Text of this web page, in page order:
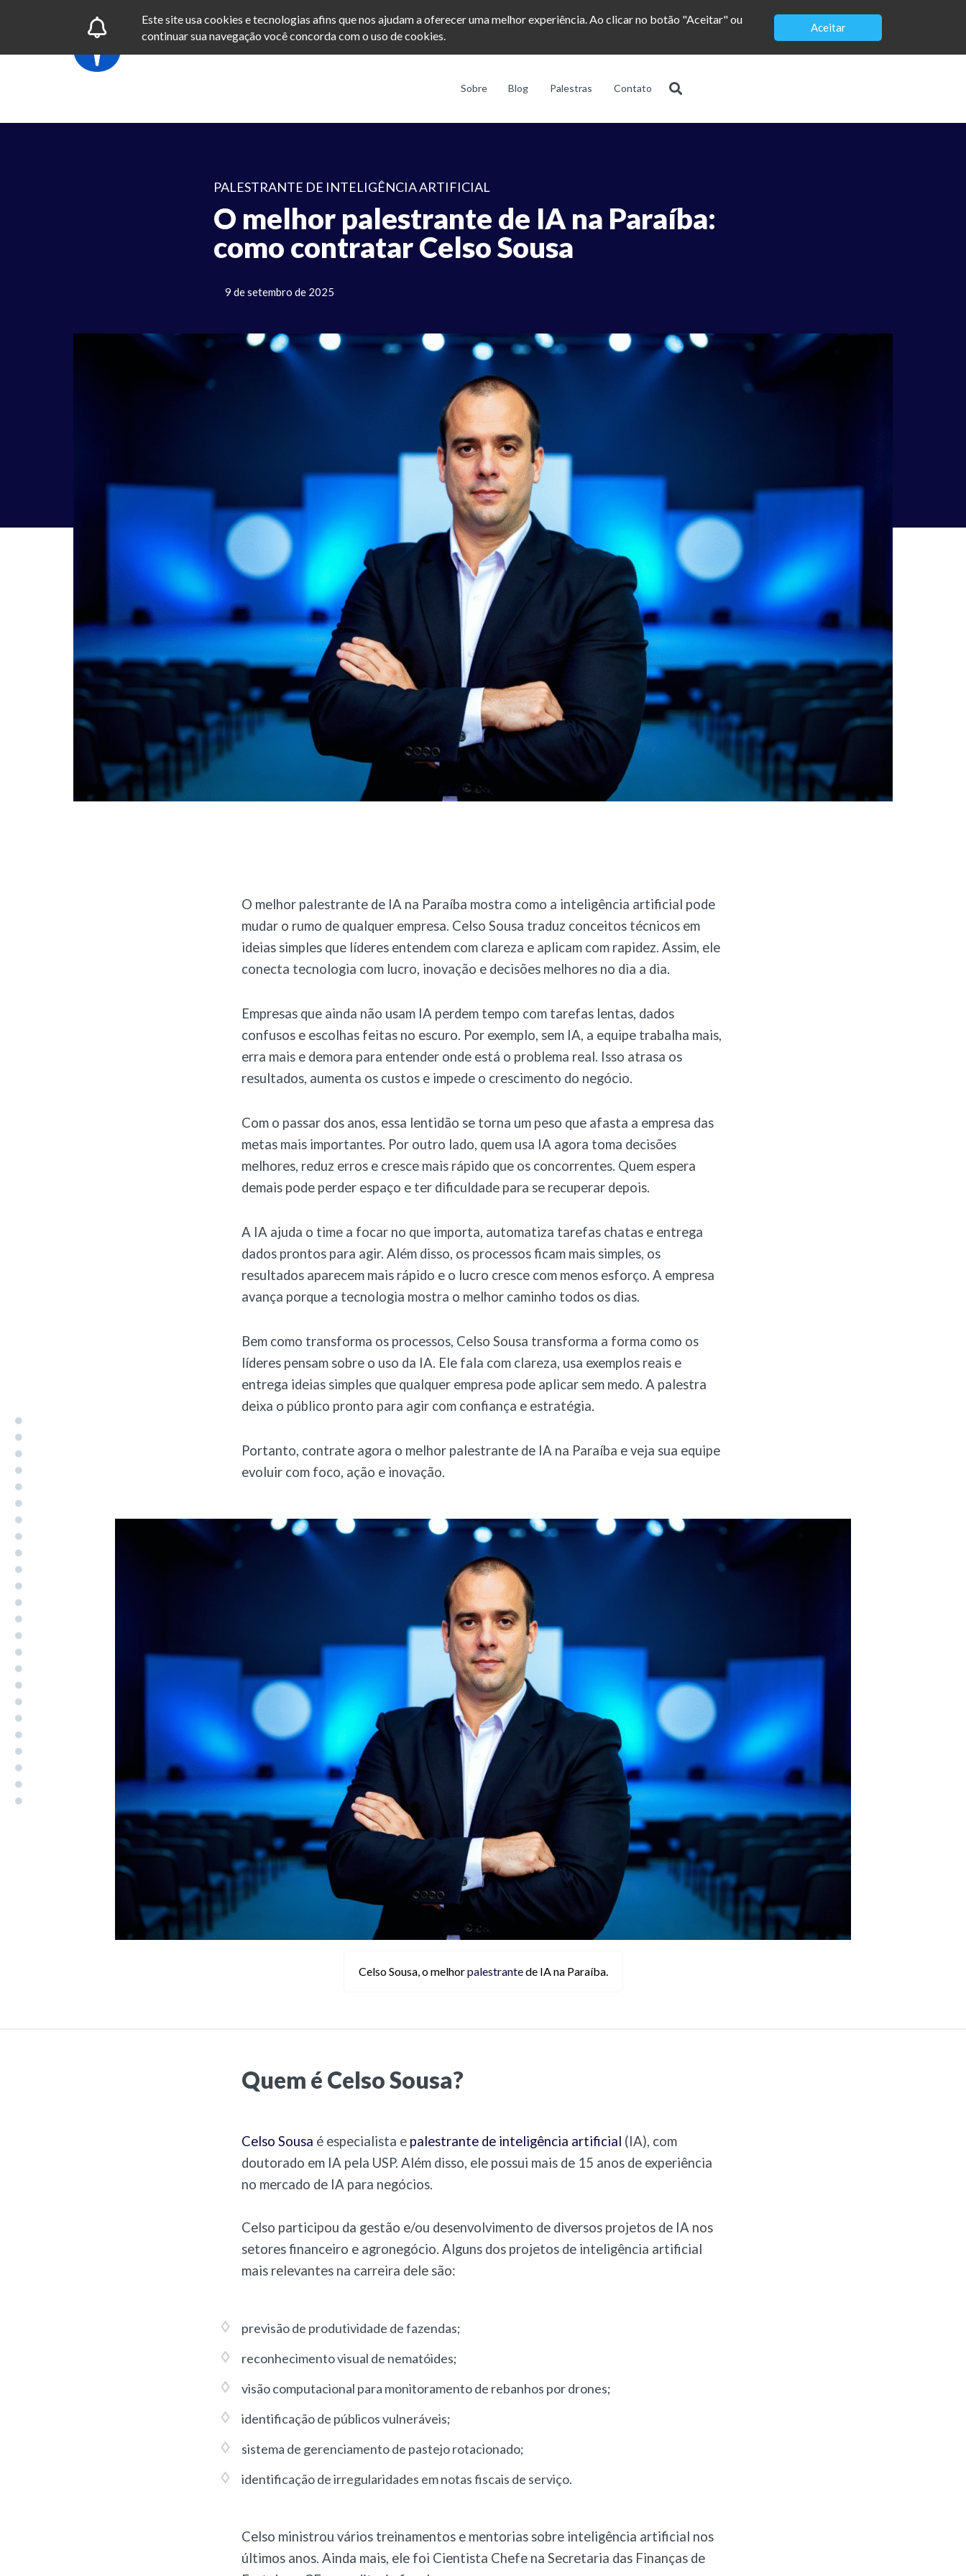
Este site usa cookies e tecnologias afins que nos ajudam a oferecer uma melhor experiência. Ao clicar no botão "Aceitar" ou
continuar sua navegação você concorda com o uso de cookies.
Aceitar
Sobre Blog Palestras Contato
PALESTRANTE DE INTELIGÊNCIA ARTIFICIAL
O melhor palestrante de IA na Paraíba:
como contratar Celso Sousa
9 de setembro de 2025
O melhor palestrante de IA na Paraíba mostra como a inteligência artificial pode
mudar o rumo de qualquer empresa. Celso Sousa traduz conceitos técnicos em
ideias simples que líderes entendem com clareza e aplicam com rapidez. Assim, ele
conecta tecnologia com lucro, inovação e decisões melhores no dia a dia.
Empresas que ainda não usam IA perdem tempo com tarefas lentas, dados
confusos e escolhas feitas no escuro. Por exemplo, sem IA, a equipe trabalha mais,
erra mais e demora para entender onde está o problema real. Isso atrasa os
resultados, aumenta os custos e impede o crescimento do negócio.
Com o passar dos anos, essa lentidão se torna um peso que afasta a empresa das
metas mais importantes. Por outro lado, quem usa IA agora toma decisões
melhores, reduz erros e cresce mais rápido que os concorrentes. Quem espera
demais pode perder espaço e ter dificuldade para se recuperar depois.
A IA ajuda o time a focar no que importa, automatiza tarefas chatas e entrega
dados prontos para agir. Além disso, os processos ficam mais simples, os
resultados aparecem mais rápido e o lucro cresce com menos esforço. A empresa
avança porque a tecnologia mostra o melhor caminho todos os dias.
Bem como transforma os processos, Celso Sousa transforma a forma como os
líderes pensam sobre o uso da IA. Ele fala com clareza, usa exemplos reais e
entrega ideias simples que qualquer empresa pode aplicar sem medo. A palestra
deixa o público pronto para agir com confiança e estratégia.
Portanto, contrate agora o melhor palestrante de IA na Paraíba e veja sua equipe
evoluir com foco, ação e inovação.
Celso Sousa, o melhorpalestrantede IA na Paraíba.
Quem é Celso Sousa?
Celso Sousa é especialista e palestrante de inteligência artificial (IA), com
doutorado em IA pela USP. Além disso, ele possui mais de 15 anos de experiência
no mercado de IA para negócios.
Celso participou da gestão e/ou desenvolvimento de diversos projetos de IA nos
setores financeiro e agronegócio. Alguns dos projetos de inteligência artificial
mais relevantes na carreira dele são:
previsão de produtividade de fazendas;
reconhecimento visual de nematóides;
visão computacional para monitoramento de rebanhos por drones;
identificação de públicos vulneráveis;
sistema de gerenciamento de pastejo rotacionado;
identificação de irregularidades em notas fiscais de serviço.
Celso ministrou vários treinamentos e mentorias sobre inteligência artificial nos
últimos anos. Ainda mais, ele foi Cientista Chefe na Secretaria das Finanças de